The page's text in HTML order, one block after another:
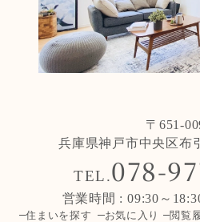
〒651-
兵庫県神戸市中央区布
TEL.078-
営業時間 : 09:30～
住まいを探す お気に入り
閲覧